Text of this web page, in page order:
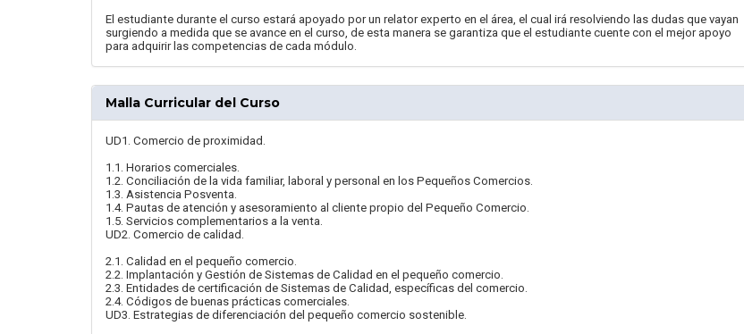
El estudiante durante el curso estará apoyado por un relator experto en el área, el cual irá resolviendo las dudas que vayan
surgiendo a medida que se avance en el curso, de esta manera se garantiza que el estudiante cuente con el mejor apoyo
para adquirir las competencias de cada módulo.
Malla Curricular del Curso
UD1. Comercio de proximidad.
1.1. Horarios comerciales.
1.2. Conciliación de la vida familiar, laboral y personal en los Pequeños Comercios.
1.3. Asistencia Posventa.
1.4. Pautas de atención y asesoramiento al cliente propio del Pequeño Comercio.
1.5. Servicios complementarios a la venta.
UD2. Comercio de calidad.
2.1. Calidad en el pequeño comercio.
2.2. Implantación y Gestión de Sistemas de Calidad en el pequeño comercio.
2.3. Entidades de certificación de Sistemas de Calidad, específicas del comercio.
2.4. Códigos de buenas prácticas comerciales.
UD3. Estrategias de diferenciación del pequeño comercio sostenible.